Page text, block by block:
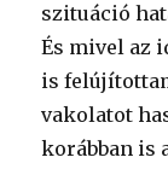
szituáció
És mivel az
is
vakolatot
korábban is